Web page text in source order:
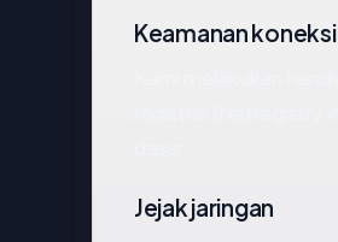
Keamanan koneksi
Jejak jaringan